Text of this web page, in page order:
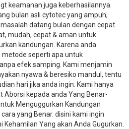
keamanan juga keberhasilannya.
bulan asli cytotec yang ampuh,
datang bulan dengan cepat.
mudah, cepat & aman untuk
kandungan. Karena anda
seperti apa untuk
efek samping. Kami menjamin
nyawa & beresiko mandul, tentu
hari jika anda ingin. Kami hanya
Aborsi kepada anda Yang Benar-
Menguggurkan Kandungan
yang Benar. disini kami ingin
Yang akan Anda Gugurkan.